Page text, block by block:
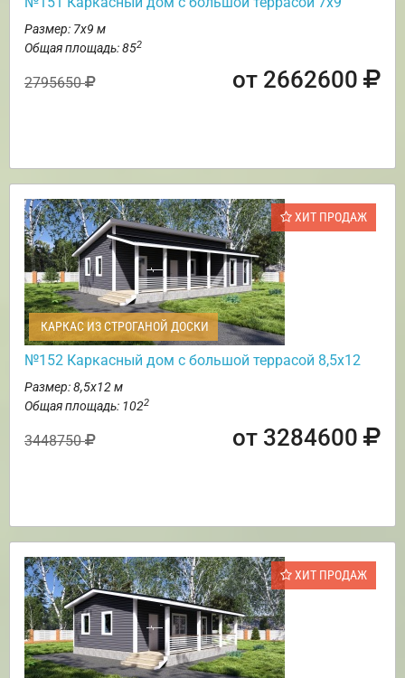
Размер: 7х9 м
Общая площадь: 852
2795650 от 2662600
ХИТ ПРОДАЖ
КАРКАС ИЗ СТРОГАНОЙ ДОСКИ
№152 Каркасный дом с большой террасой 8,5х12
Размер: 8,5х12 м
Общая площадь: 1022
3448750 от 3284600
ХИТ ПРОДАЖ